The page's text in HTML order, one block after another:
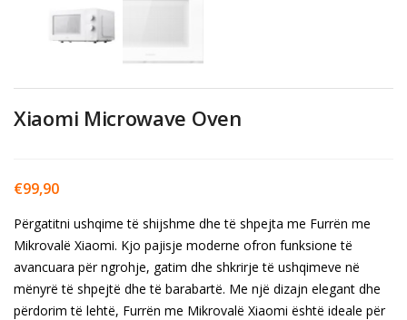
Xiaomi Microwave Oven
€99,90
Përgatitni ushqime të shijshme dhe të shpejta me Furrën me
Mikrovalë Xiaomi. Kjo pajisje moderne ofron funksione të
avancuara për ngrohje, gatim dhe shkrirje të ushqimeve në
mënyrë të shpejtë dhe të barabartë. Me një dizajn elegant dhe
përdorim të lehtë, Furrën me Mikrovalë Xiaomi është ideale për